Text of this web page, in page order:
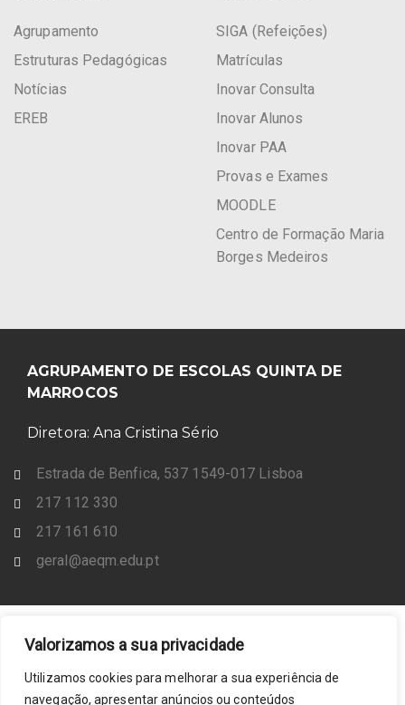
Valorizamos a sua privacidade
Utilizamos cookies para melhorar a sua experiência de
navegação, apresentar anúncios ou conteúdos
Agrupamento
Estruturas Pedagógicas
Notícias
EREB
SIGA (Refeições)
Matrículas
Inovar Consulta
Inovar Alunos
Inovar PAA
Provas e Exames
MOODLE
Centro de Formação Maria
Borges Medeiros
AGRUPAMENTO DE ESCOLAS QUINTA DE
MARROCOS
Diretora: Ana Cristina Sério
Estrada de Benfica, 537 1549-017 Lisboa
217 112 330
217 161 610
geral@aeqm.edu.pt